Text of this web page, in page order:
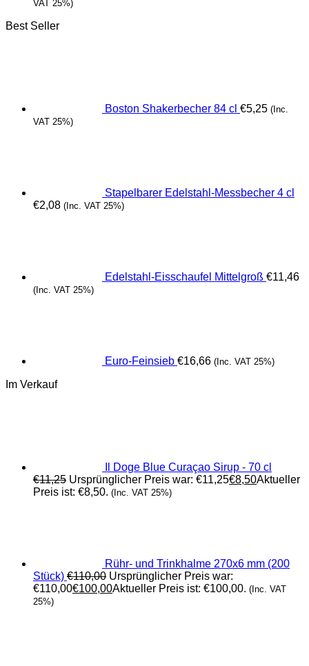
VAT 25%)
Best Seller
Boston Shakerbecher 84 cl €5,25 (Inc.
VAT 25%)
Stapelbarer Edelstahl-Messbecher 4 cl
€2,08 (Inc. VAT 25%)
Edelstahl-Eisschaufel Mittelgroß €11,46
(Inc. VAT 25%)
Euro-Feinsieb €16,66 (Inc. VAT 25%)
Im Verkauf
Il Doge Blue Curaçao Sirup - 70 cl
€11,25 Ursprünglicher Preis war: €11,25€8,50Aktueller
Preis ist: €8,50. (Inc. VAT 25%)
Rühr- und Trinkhalme 270x6 mm (200
Stück) €110,00 Ursprünglicher Preis war:
€110,00€100,00Aktueller Preis ist: €100,00. (Inc. VAT
25%)